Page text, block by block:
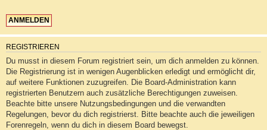
REGISTRIEREN
Du musst in diesem Forum registriert sein, um dich anmelden zu können.
Die Registrierung ist in wenigen Augenblicken erledigt und ermöglicht dir,
auf weitere Funktionen zuzugreifen. Die Board-Administration kann
registrierten Benutzern auch zusätzliche Berechtigungen zuweisen.
Beachte bitte unsere Nutzungsbedingungen und die verwandten
Regelungen, bevor du dich registrierst. Bitte beachte auch die jeweiligen
Forenregeln, wenn du dich in diesem Board bewegst.